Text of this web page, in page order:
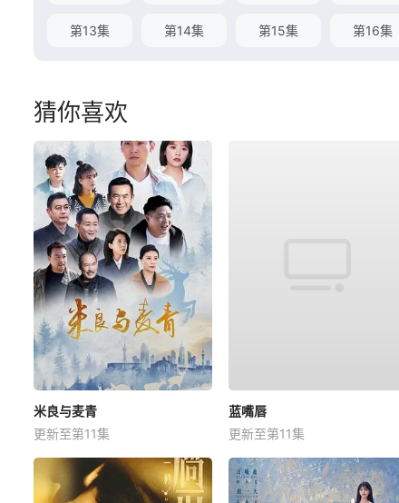
第13集 第14集 第15集 第16集
猜你喜欢
米良与麦青
更新至第11集
蓝嘴唇
更新至第11集